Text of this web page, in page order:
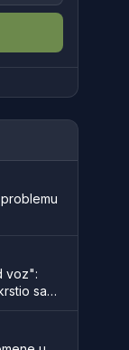
voz":
sa